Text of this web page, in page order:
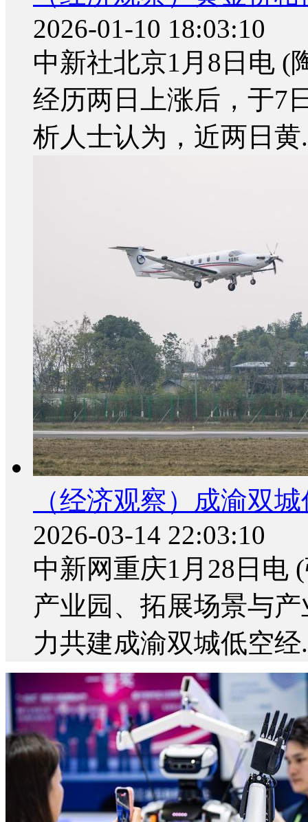
2026-01-10 18:03:10
中新社北京1月8日电 (
经历两日上涨后，于7
析人士认为，近两日黄
（经济观察）成渝双
2026-03-14 22:03:10
中新网重庆1月28日电
产业园、拓展场景与
力共建成渝双城低空经